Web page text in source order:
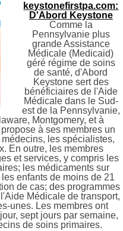
keystonefirstpa.com:
D'Abord Keystone
Comme la
Pennsylvanie plus
grande Assistance
Médicale (Medicaid)
géré régime de soins
de santé, d'Abord
Keystone sert des
bénéficiaires de l'Aide
Médicale dans le Sud-
est de la Pennsylvanie,
Montgomery, et à
à ses membres un
les spécialistes,
En outre, les membres
et services, y compris les
les médicaments sur
enfants de moins de 21
de cas; des programmes
Médicale de transport,
unes. Les membres ont
sept jours par semaine,
de soins primaires.